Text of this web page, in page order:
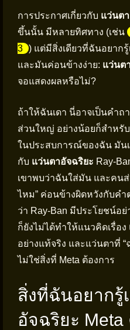
การประกาศเกี่ยวกับ แว่นต
ขึ้นนั้น มีหลายทิศทาง (เช่น
3 ) แต่มีสิ่งเดียวที่ฉันอยาก
และมันค่อนข้างง่าย: แว่นต
จอแสดงผลหรือไม่?
ถ้าให้ฉันเดา นี่อาจเป็นคำ
ส่วนใหญ่ อย่างน้อยก็สำหรั
ในประสบการณ์ของฉัน มัน
กับ แว่นตาอัจฉริยะ Ray-
เขาพบว่าฉันใส่มัน และคน
ไหม” ค่อนข้างผิดหวังกับค
ว่า Ray-Ban มีประโยชน์อ
ก็ยังไม่ได้ทำให้แนวคิดเรื่อง
อย่างแท้จริง และแว่นตาที่ “
ไม่ใช่สิ่งที่ Meta ต้องการ
สิ่งที่ฉันอยากรู้
อัจฉริยะ Meta